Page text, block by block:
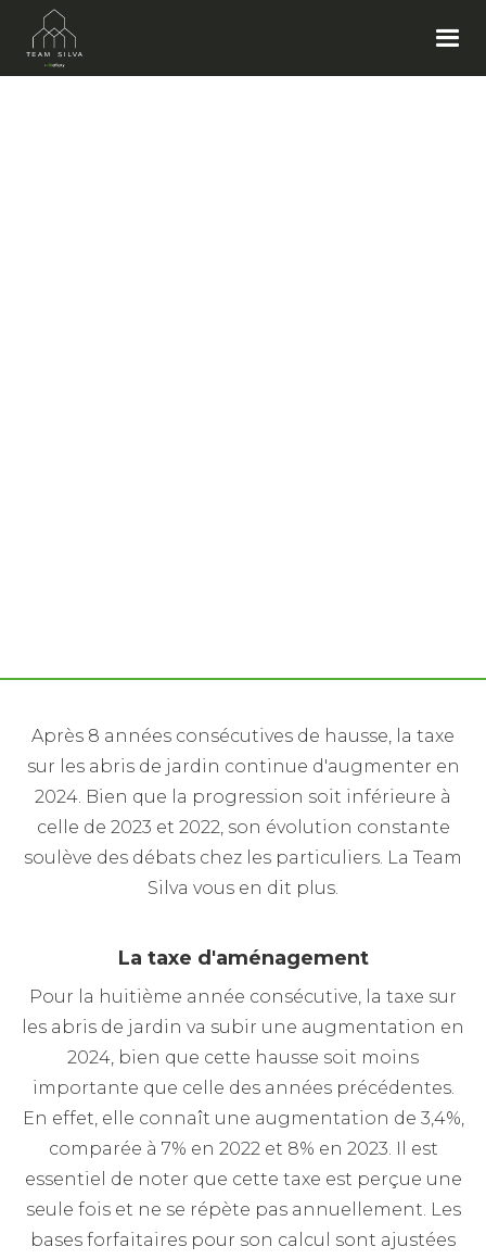
Après 8 années consécutives de hausse, la taxe
sur les abris de jardin continue d'augmenter en
2024. Bien que la progression soit inférieure à
celle de 2023 et 2022, son évolution constante
soulève des débats chez les particuliers. La Team
Silva vous en dit plus.
La taxe d'aménagement
Pour la huitième année consécutive, la taxe sur
les abris de jardin va subir une augmentation en
2024, bien que cette hausse soit moins
importante que celle des années précédentes.
En effet, elle connaît une augmentation de 3,4%,
comparée à 7% en 2022 et 8% en 2023. Il est
essentiel de noter que cette taxe est perçue une
seule fois et ne se répète pas annuellement. Les
bases forfaitaires pour son calcul sont ajustées